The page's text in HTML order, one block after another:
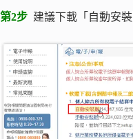
第2步 建議下載「自動安裝